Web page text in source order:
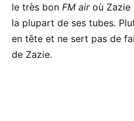
le très bon FM airoù Zazie
la plupart de ses tubes.
en tête et ne sert pas de
de Zazie.